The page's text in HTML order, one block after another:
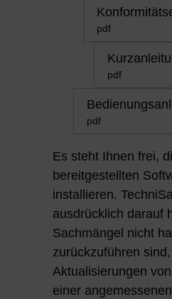
pdf
pdf
pdf
Es steht Ihnen frei,
bereitgestellten
installieren.
ausdrücklich darauf
Sachmängel nicht
zurückzuführen
Aktualisierungen
einer